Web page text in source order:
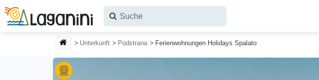
Zum Hauptinhalt springen
STARTSEITE
Unterkunft Podstrana Ferienwohnungen Holidays Spalato